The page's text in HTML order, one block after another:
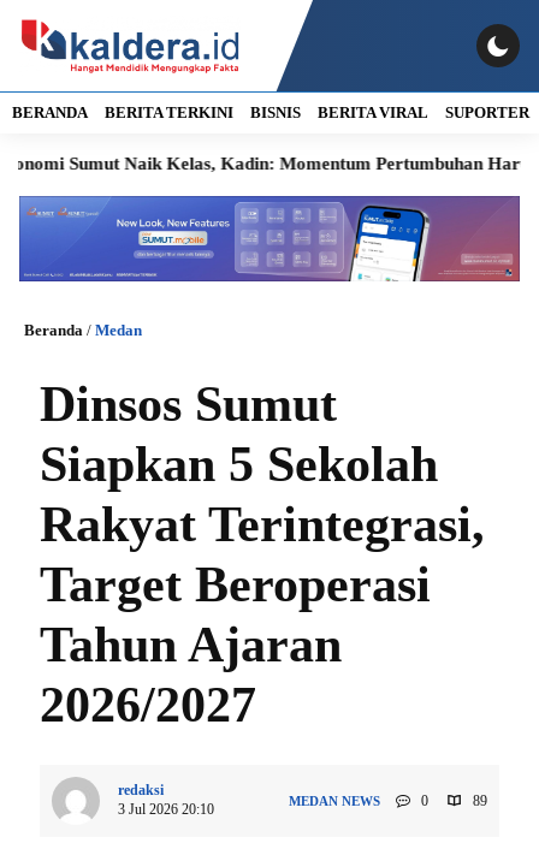
BERANDA BERITA TERKINI BISNIS BERITA VIRAL SUPORTER
Naik Kelas, Kadin: Momentum Pertumbuhan Harus Dijaga
Beranda / Medan
Dinsos Sumut
Siapkan 5 Sekolah
Rakyat Terintegrasi,
Target Beroperasi
Tahun Ajaran
2026/2027
redaksi
3 Jul 2026 20:10
MEDAN NEWS 0 89